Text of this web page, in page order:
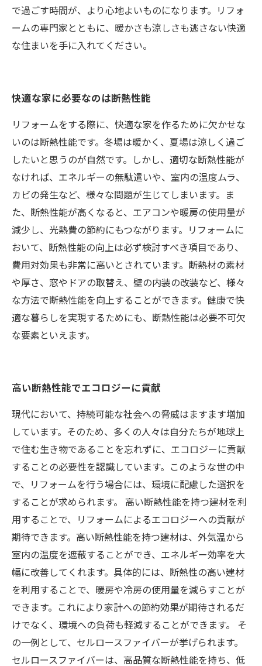
で過ごす時間が、より心地よいものになります。リフォ
ームの専門家とともに、暖かさも涼しさも逃さない快適
な住まいを手に入れてください。
快適な家に必要なのは断熱性能
リフォームをする際に、快適な家を作るために欠かせな
いのは断熱性能です。冬場は暖かく、夏場は涼しく過ご
したいと思うのが自然です。しかし、適切な断熱性能が
なければ、エネルギーの無駄遣いや、室内の温度ムラ、
カビの発生など、様々な問題が生じてしまいます。ま
た、断熱性能が高くなると、エアコンや暖房の使用量が
減少し、光熱費の節約にもつながります。リフォームに
おいて、断熱性能の向上は必ず検討すべき項目であり、
費用対効果も非常に高いとされています。断熱材の素材
や厚さ、窓やドアの取替え、壁の内装の改装など、様々
な方法で断熱性能を向上することができます。健康で快
適な暮らしを実現するためにも、断熱性能は必要不可欠
な要素といえます。
高い断熱性能でエコロジーに貢献
現代において、持続可能な社会への脅威はますます増加
しています。そのため、多くの人々は自分たちが地球上
で住む生き物であることを忘れずに、エコロジーに貢献
することの必要性を認識しています。このような世の中
で、リフォームを行う場合には、環境に配慮した選択を
することが求められます。 高い断熱性能を持つ建材を利
用することで、リフォームによるエコロジーへの貢献が
期待できます。高い断熱性能を持つ建材は、外気温から
室内の温度を遮蔽することができ、エネルギー効率を大
幅に改善してくれます。具体的には、断熱性の高い建材
を利用することで、暖房や冷房の使用量を減らすことが
できます。これにより家計への節約効果が期待されるだ
けでなく、環境への負荷も軽減することができます。 そ
の一例として、セルロースファイバーが挙げられます。
セルロースファイバーは、高品質な断熱性能を持ち、低